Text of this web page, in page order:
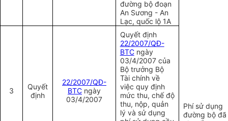
đường bộ đoạn
An Sương - An
Lạc, quốc lộ 1A
Phí sử dụng
đường bộ đã
3
Quyết
định
22/2007/QĐ-
BTC ngày
03/4/2007
Quyếtđịnh
22/2007/QĐ-
BTCngày
03/4/2007 của
Bộ trưởng Bộ
Tài chính về
việc quy định
mức thu, chế độ
thu, nộp, quản
lý và sử dụng